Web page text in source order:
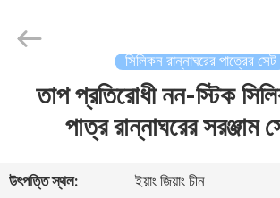
Trading
Co.,Ltd..
সিলিকন রান্নাঘরের পাত্রের সেট
তাপ প্রতিরোধী নন-স্টিক
পাত্র রান্নাঘরের সরঞ্জাম
উৎপত্তি স্থল:
ইয়াং জিয়াং চীন